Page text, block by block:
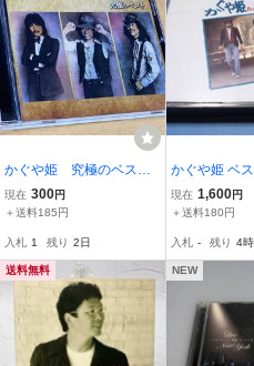
かぐや姫 究極のベスト
～神田川/赤ちょうちん/な
ごり雪 他
現在 300円
＋送料185円
入札 1 残り 2日
かぐや姫 ベ
クション
田川・22才の
等２０曲収録
現在 1,600円
＋送料180円
入札 - 残り 4
送料無料 NEW